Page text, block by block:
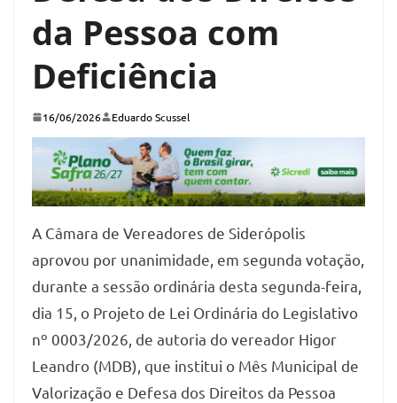
da Pessoa com
Deficiência
16/06/2026 Eduardo Scussel
A Câmara de Vereadores de Siderópolis
aprovou por unanimidade, em segunda votação,
durante a sessão ordinária desta segunda-feira,
dia 15, o Projeto de Lei Ordinária do Legislativo
nº 0003/2026, de autoria do vereador Higor
Leandro (MDB), que institui o Mês Municipal de
Valorização e Defesa dos Direitos da Pessoa